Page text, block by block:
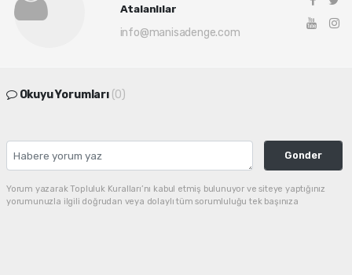
Atalanlılar
info@manisadenge.com
Okuyu Yorumları (0)
Gonder
Yorum yazarak Topluluk Kuralları’nı kabul etmiş bulunuyor ve siteye yaptığınız
yorumunuzla ilgili doğrudan veya dolaylı tüm sorumluluğu tek başınıza